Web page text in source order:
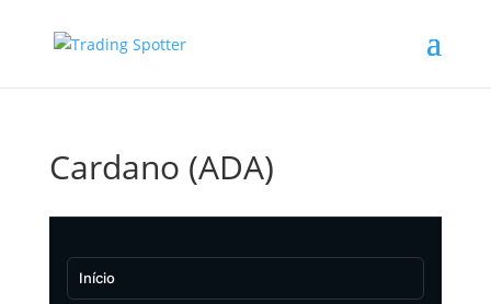
Cardano (ADA)
Início